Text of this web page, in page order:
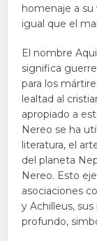
homenaje a su
igual que el
El nombre
significa
para los
lealtad al
apropiado a
Nereo se ha
literatura, el
del planeta
Nereo. Esto
asociaciones
y Achilleus,
profundo,